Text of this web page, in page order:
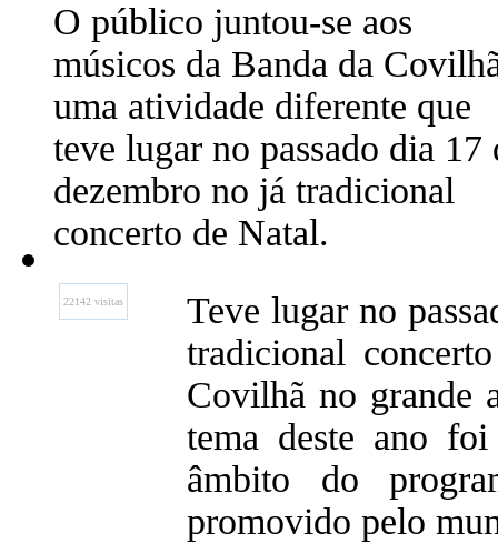
O público juntou-se aos
músicos da Banda da
uma atividade diferente que
teve lugar no passado dia 17
dezembro no já tradicional
concerto de Natal.
22142 visitas
Teve lugar no
tradicional
Covilhã no grande
tema deste ano
âmbito do
promovido pelo